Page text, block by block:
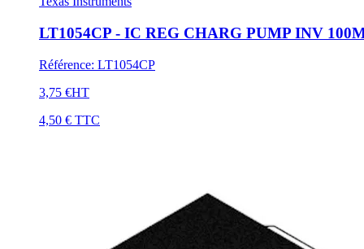
LT1054CP - IC REG CHARG PUMP INV
Référence: LT1054CP
3,75 €HT
4,50 € TTC